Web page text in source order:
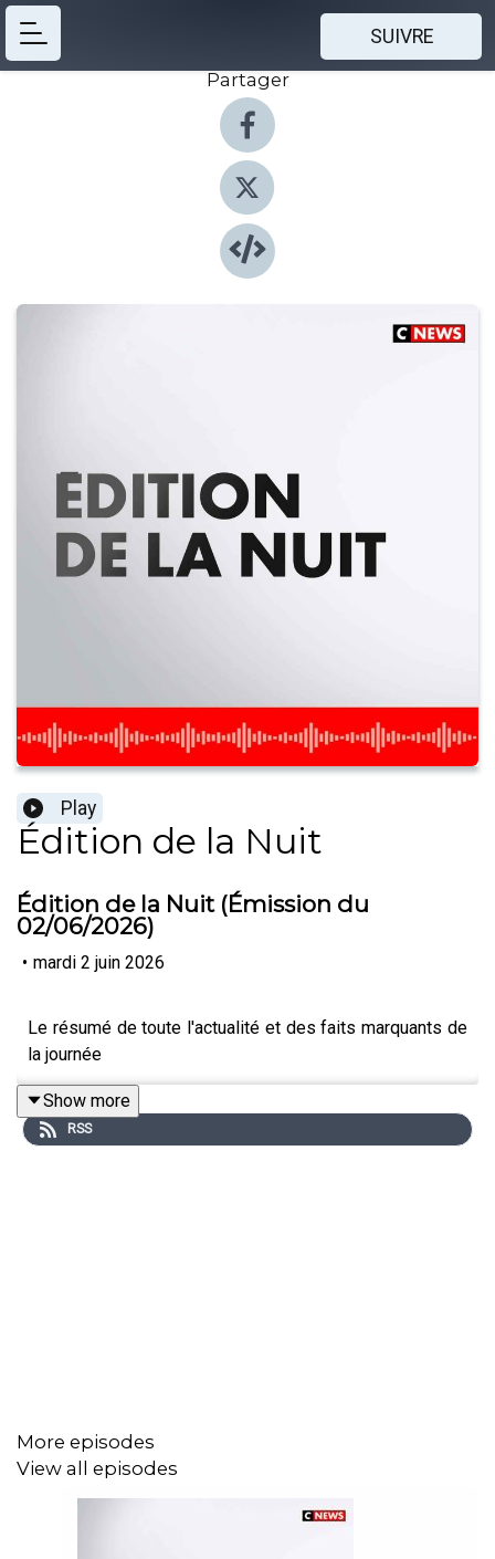
SUIVRE
Partager
Play
Édition de la Nuit
Édition de la Nuit (Émission du
02/06/2026)
• mardi 2 juin 2026
Le résumé de toute l'actualité et des faits marquants de
la journée
Show more
RSS
More episodes
View all episodes